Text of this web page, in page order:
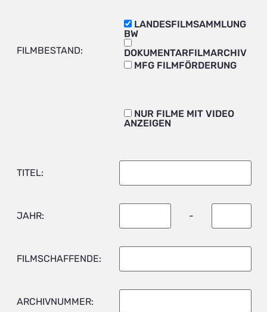
FILMBESTAND:
LANDESFILMSAMMLUNG
BW
DOKUMENTARFILMARCHIV
MFG FILMFÖRDERUNG
NUR FILME MIT VIDEO
ANZEIGEN
TITEL:
JAHR: -
FILMSCHAFFENDE:
ARCHIVNUMMER: